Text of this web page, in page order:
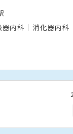
器内科 消化器内科